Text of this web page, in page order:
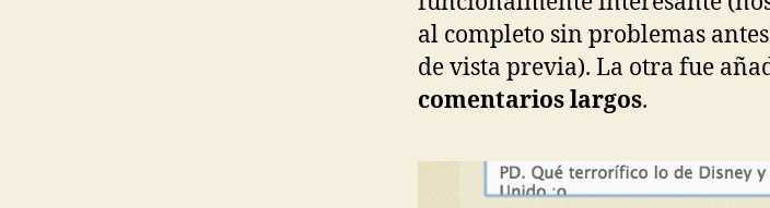
al completo sin problemas
de vista previa). La otra fue
comentarios largos.